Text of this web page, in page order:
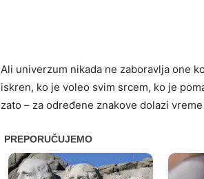
Ali univerzum nikada ne zaboravlja one
iskren, ko je voleo svim srcem, ko je
zato – za određene znakove dolazi